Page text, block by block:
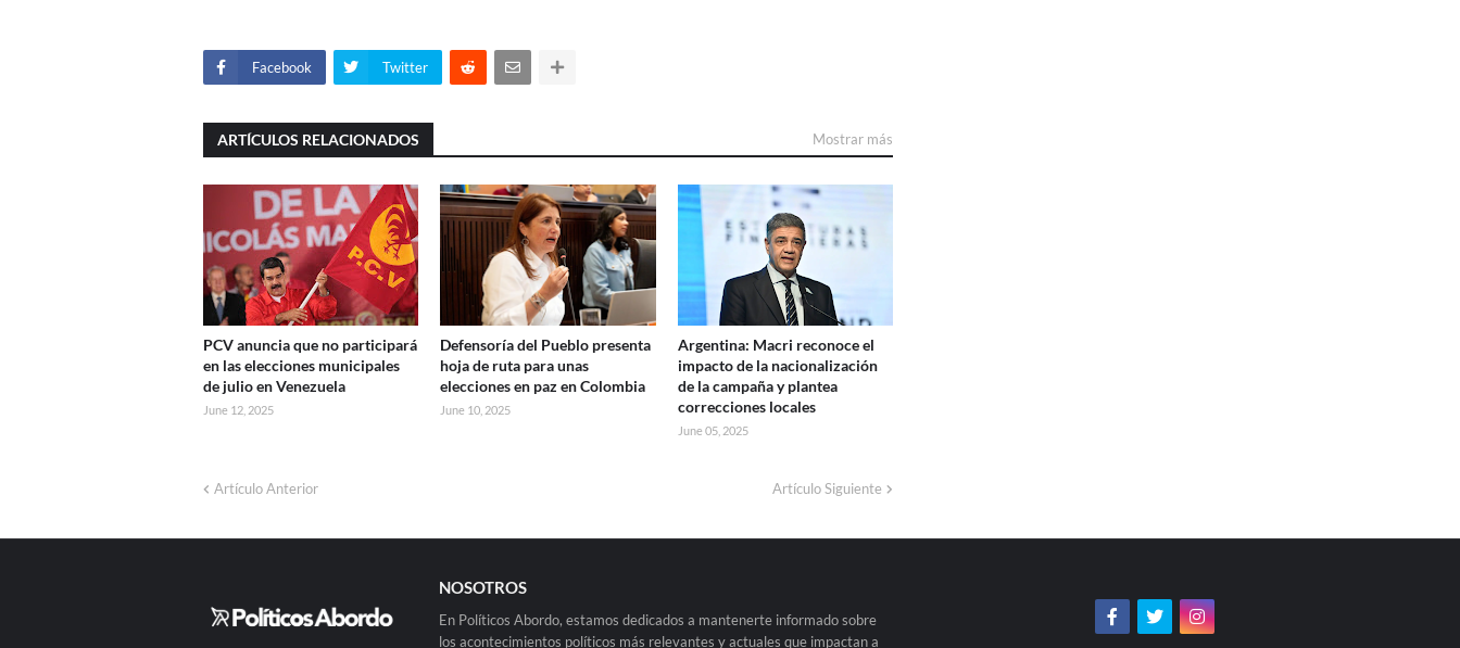
Facebook Twitter
ARTÍCULOS RELACIONADOS Mostrar más
PCV anuncia que no participará
en las elecciones municipales
de julio en Venezuela
June 12, 2025
Defensoría del Pueblo presenta
hoja de ruta para unas
elecciones en paz en Colombia
June 10, 2025
Argentina: Macri reconoce el
impacto de la nacionalización
de la campaña y plantea
correcciones locales
June 05, 2025
Artículo Anterior Artículo Siguiente
NOSOTROS
En Políticos Abordo, estamos dedicados a mantenerte informado sobre
los acontecimientos políticos más relevantes y actuales que impactan a